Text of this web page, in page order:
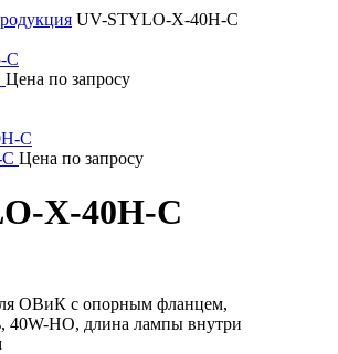
UV-STYLO-X-40H-C
Цена по запросу
Цена по запросу
X-40H-C
ОВиК с опорным фланцем,
40W-HO, длина лампы внутри